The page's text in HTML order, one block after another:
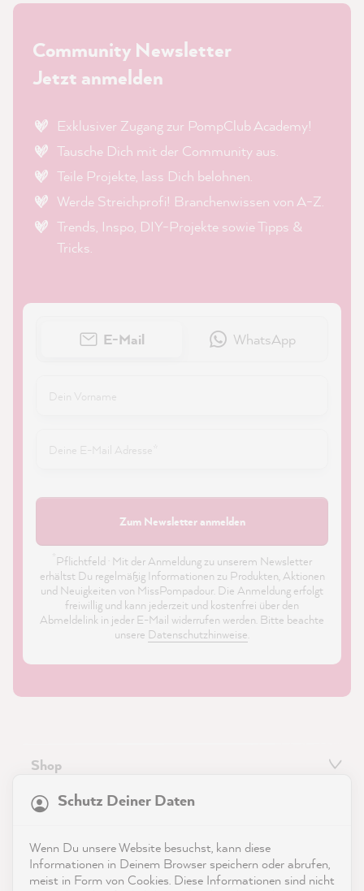
Community Newsletter
Jetzt anmelden
Exklusiver Zugang zur PompClub Academy!
Tausche Dich mit der Community aus.
Teile Projekte, lass Dich belohnen.
Werde Streichprofi! Branchenwissen von A-Z.
Trends, Inspo, DIY-Projekte sowie Tipps &
Tricks.
E-Mail WhatsApp
Zum Newsletter anmelden
Pflichtfeld · Mit der Anmeldung zu unserem Newsletter
erhältst Du regelmäßig Informationen zu Produkten, Aktionen
und Neuigkeiten von MissPompadour. Die Anmeldung erfolgt
freiwillig und kann jederzeit und kostenfrei über den
Abmeldelink in jeder E-Mail widerrufen werden. Bitte beachte
unsere Datenschutzhinweise.
Shop
Service
Kontakt
Schutz Deiner Daten
Wenn Du unsere Website besuchst, kann diese
Informationen in Deinem Browser speichern oder abrufen,
meist in Form von Cookies. Diese Informationen sind nicht
reviews-io